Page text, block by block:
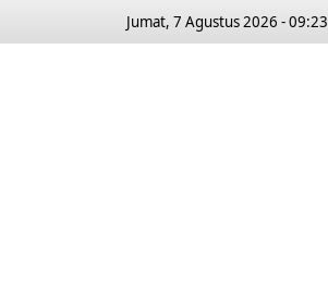
Jumat, 7 Agustus 2026 - 09:23